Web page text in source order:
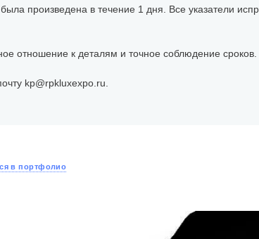
произведена в течение 1 дня. Все указатели
отношение к деталям и точное соблюдение сроков.
kp@rpkluxexpo.ru.
в портфолио